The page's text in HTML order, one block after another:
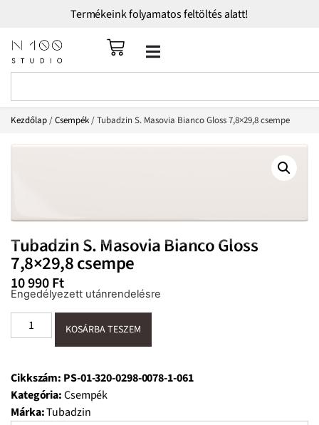
Termékeink folyamatos feltöltés alatt!
Kezdőlap/Csempék/ Tubadzin S. Masovia Bianco Gloss 7,8×29,8 csempe
Tubadzin S. Masovia Bianco Gloss
7,8×29,8 csempe
10 990Ft
Engedélyezett utánrendelésre
KOSÁRBA TESZEM
Cikkszám: PS-01-320-0298-0078-1-061
Kategória:Csempék
Márka:Tubadzin